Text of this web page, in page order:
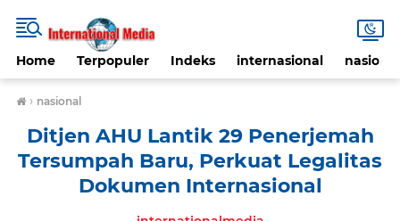
Home Terpopuler Indeks internasional nasional
› nasional
Ditjen AHU Lantik 29 Penerjemah
Tersumpah Baru, Perkuat Legalitas
Dokumen Internasional